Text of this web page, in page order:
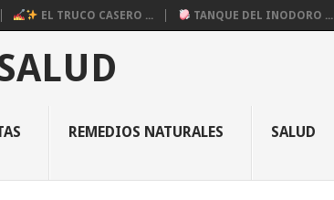
EL TRUCO CASERO ... TANQUE DEL INODORO ...
REMEDIOS NATURALES SALUD